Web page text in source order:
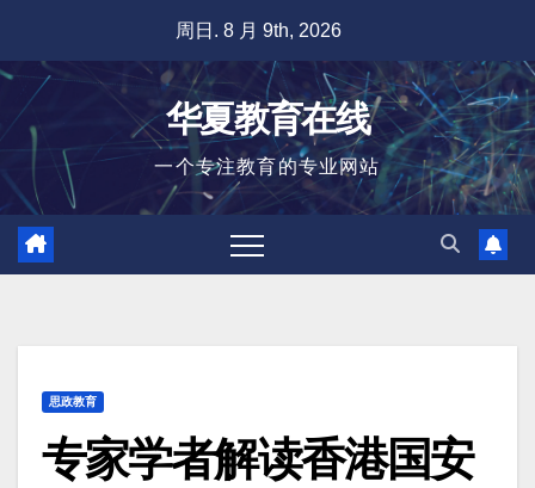
容
周日. 8 月 9th, 2026
华夏教育在线
一个专注教育的专业网站
思政教育
专家学者解读香港国安